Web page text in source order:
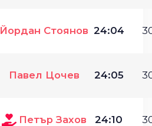
Йордан Стоянов 24:04
Павел Цочев 24:05
Петър Захов 24:10